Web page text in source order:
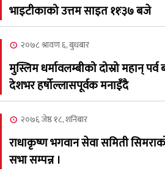
७
२०८३
८
अस्मिताको
भाइटीकाको उत्तम साइत ११ः३७ बजे
२०७८ श्रावण ६, बुधबार
मुस्लिम धर्मावलम्बीको दोस्रो महान्
देशभर हर्षोल्लासपूर्वक मनाइँदै
२०७६ जेष्ठ १८, शनिबार
राधाकृष्ण भगवान सेवा समिती
सभा सम्पन्न ।